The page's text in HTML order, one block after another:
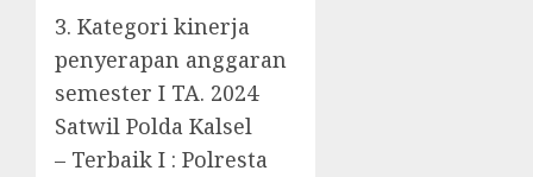
3. Kategori kinerja
penyerapan anggaran
semester I TA. 2024
Satwil Polda Kalsel
– Terbaik I : Polresta